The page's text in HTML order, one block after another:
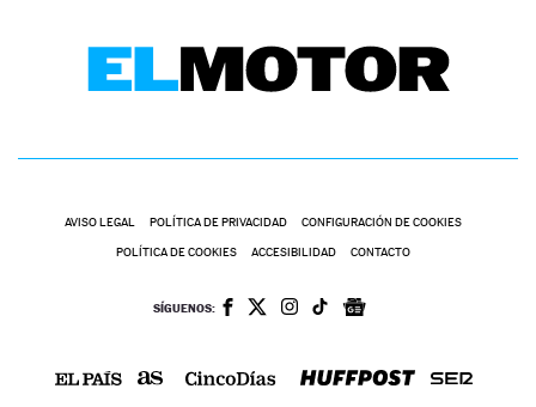
AVISO LEGAL POLÍTICA DE PRIVACIDAD CONFIGURACIÓN DE COOKIES
POLÍTICA DE COOKIES ACCESIBILIDAD CONTACTO
SÍGUENOS: